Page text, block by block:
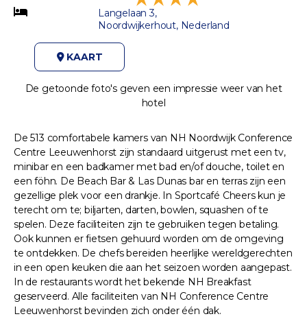
Langelaan 3,
Noordwijkerhout, Nederland
KAART
De getoonde foto's geven een impressie weer van het
hotel
De 513 comfortabele kamers van NH Noordwijk Conference
Centre Leeuwenhorst zijn standaard uitgerust met een tv,
minibar en een badkamer met bad en/of douche, toilet en
een föhn. De Beach Bar & Las Dunas bar en terras zijn een
gezellige plek voor een drankje. In Sportcafé Cheers kun je
terecht om te; biljarten, darten, bowlen, squashen of te
spelen. Deze faciliteiten zijn te gebruiken tegen betaling.
Ook kunnen er fietsen gehuurd worden om de omgeving
te ontdekken. De chefs bereiden heerlijke wereldgerechten
in een open keuken die aan het seizoen worden aangepast.
In de restaurants wordt het bekende NH Breakfast
geserveerd. Alle faciliteiten van NH Conference Centre
Leeuwenhorst bevinden zich onder één dak.